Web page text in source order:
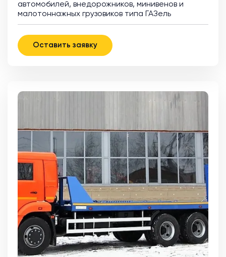
автомобилей, внедорожников, минивенов и
малотоннажных грузовиков типа ГАЗель
Оставить заявку